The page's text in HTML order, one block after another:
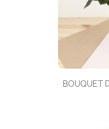
BOUQUET